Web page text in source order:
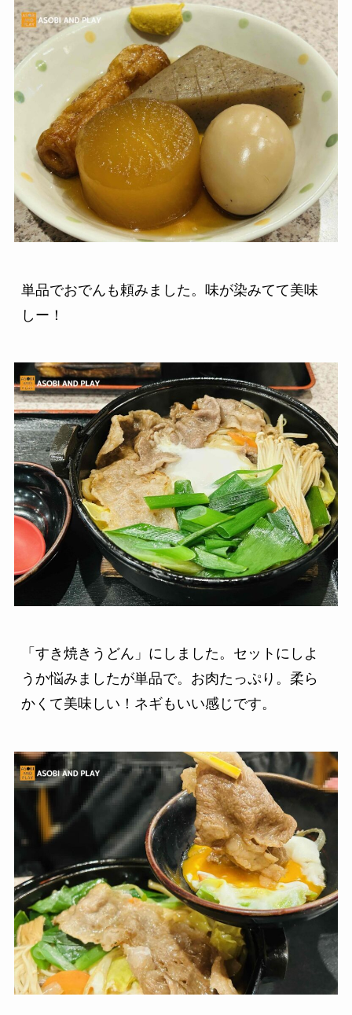
単品でおでんも頼みました。味が染みてて美味
しー！
「すき焼きうどん」にしました。セットにしよ
うか悩みましたが単品で。お肉たっぷり。柔ら
かくて美味しい！ネギもいい感じです。